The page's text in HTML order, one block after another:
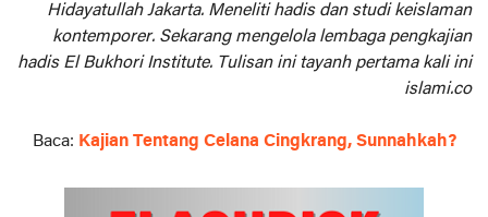
Hidayatullah Jakarta. Meneliti hadis dan studi keislaman
kontemporer. Sekarang mengelola lembaga pengkajian
hadis El Bukhori Institute. Tulisan ini tayanh pertama kali ini
islami.co
Baca: Kajian Tentang Celana Cingkrang, Sunnahkah?